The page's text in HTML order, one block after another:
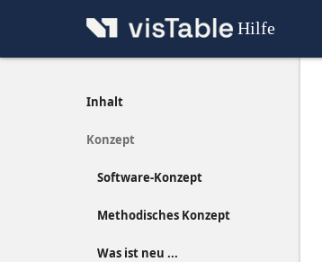
Hilfe
Inhalt
Konzept
Software-Konzept
Methodisches Konzept
Was ist neu ...